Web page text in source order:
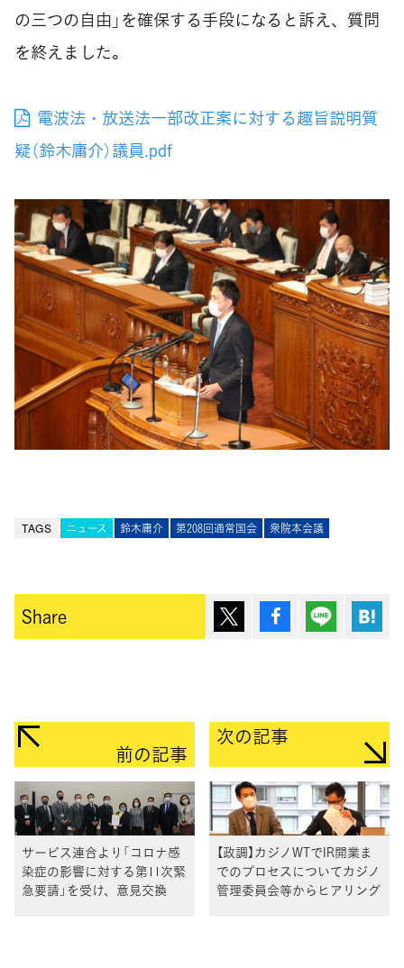
の三つの自由」を確保する手段になると訴え、質問
を終えました。
電波法・放送法一部改正案に対する趣旨説明質
疑（鈴木庸介）議員.pdf
TAGS ニュース 鈴木庸介 第208回通常国会 衆院本会議
Share ポスト シェア Lineで送
前の記事
サービス連合より「コロナ感
染症の影響に対する第11次緊
急要請」を受け、意見交換
次の記事
【政調】カジノWTでIR開業ま
でのプロセスについてカジノ
管理委員会等からヒアリング